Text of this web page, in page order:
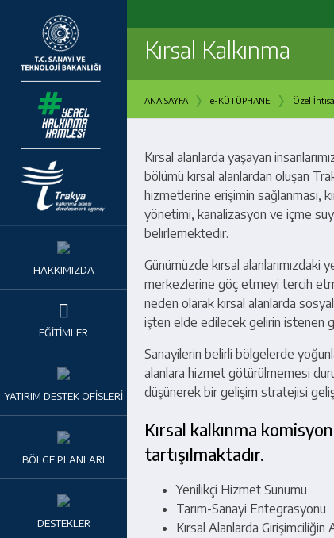
HAKKIMIZDA
EĞİTİMLER
YATIRIM DESTEK OFİSLERİ
BÖLGE PLANLARI
DESTEKLER
Kırsal Kalkınma
ANA SAYFA › e-KÜTÜPHANE › Özel
Kırsal alanlarda yaşayan
bölümü kırsal alanlardan oluşan
hizmetlerine erişimin sağlanması,
yönetimi, kanalizasyon ve içme
belirlemektedir.
Günümüzde kırsal alanlarımızdaki
merkezlerine göç etmeyi tercih
neden olarak kırsal alanlarda
işten elde edilecek gelirin istenen
Sanayilerin belirli bölgelerde
alanlara hizmet götürülmemesi
düşünerek bir gelişim stratejisi
Kırsal kalkınma
tartışılmaktadır.
Yenilikçi Hizmet Sunumu
Tarım-Sanayi Entegrasyonu
Kırsal Alanlarda Girişimciliğin